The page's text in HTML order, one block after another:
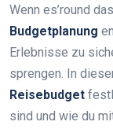
Wenn es’round
Budgetplanung
Erlebnisse zu
sprengen. In
Reisebudget
sind und wie du